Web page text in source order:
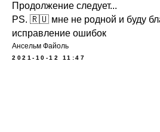
Продолжение следует...
PS. 🇷🇺 мне не родной и буду
исправление ошибок
Ансельм Файоль
2021-10-12 11:47